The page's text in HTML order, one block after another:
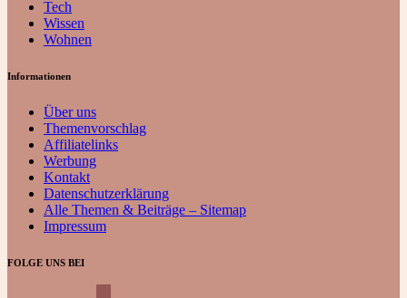
Tech
Wissen
Wohnen
Informationen
Über uns
Themenvorschlag
Affiliatelinks
Werbung
Kontakt
Datenschutzerklärung
Alle Themen & Beiträge – Sitemap
Impressum
FOLGE UNS BEI